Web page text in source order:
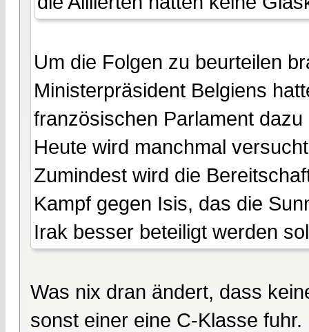
Um die Folgen zu beurteilen
Ministerpräsident Belgiens
französischen Parlament
Heute wird manchmal
Zumindest wird die
Kampf gegen Isis, das die
Irak besser beteiligt werden
Was nix dran ändert, dass
sonst einer eine C-Klasse fuhr.